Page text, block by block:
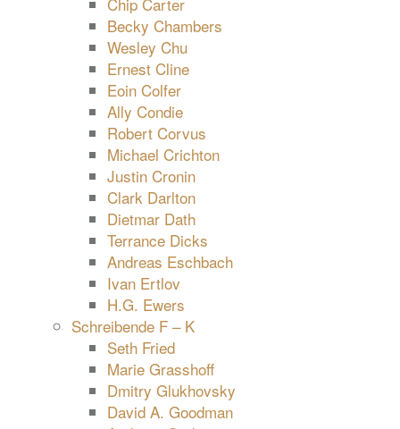
Becky Chambers
Wesley Chu
Ernest Cline
Eoin Colfer
Ally Condie
Robert Corvus
Michael Crichton
Justin Cronin
Clark Darlton
Dietmar Dath
Terrance Dicks
Andreas Eschbach
Ivan Ertlov
H.G. Ewers
Schreibende F – K
Seth Fried
Marie Grasshoff
Dmitry Glukhovsky
David A. Goodman